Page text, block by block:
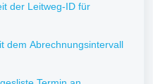
der Leitweg-ID für
dem Abrechnungsintervall